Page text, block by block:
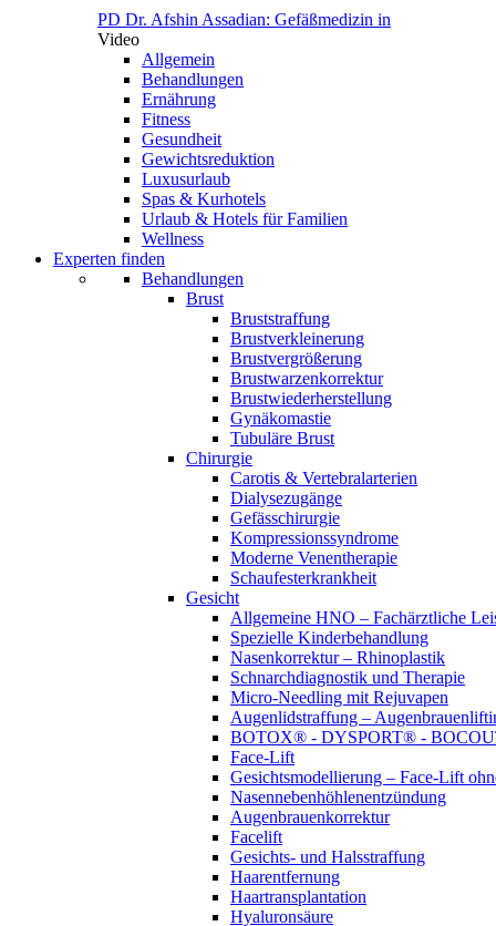
PD Dr. Afshin Assadian: Gefäßmedizin in
Video
Allgemein
Behandlungen
Ernährung
Fitness
Gesundheit
Gewichtsreduktion
Luxusurlaub
Spas & Kurhotels
Urlaub & Hotels für Familien
Wellness
Experten finden
Behandlungen
Brust
Bruststraffung
Brustverkleinerung
Brustvergrößerung
Brustwarzenkorrektur
Brustwiederherstellung
Gynäkomastie
Tubuläre Brust
Chirurgie
Carotis & Vertebralarterien
Dialysezugänge
Gefässchirurgie
Kompressionssyndrome
Moderne Venentherapie
Schaufesterkrankheit
Gesicht
Allgemeine HNO – Fachärztliche
Spezielle Kinderbehandlung
Nasenkorrektur – Rhinoplastik
Schnarchdiagnostik und Therapie
Micro-Needling mit Rejuvapen
Augenlidstraffung –
BOTOX® - DYSPORT® -
Face-Lift
Gesichtsmodellierung – Face-Lift
Nasennebenhöhlenentzündung
Augenbrauenkorrektur
Facelift
Gesichts- und Halsstraffung
Haarentfernung
Haartransplantation
Hyaluronsäure